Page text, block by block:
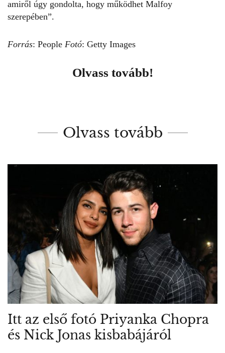
amiről úgy gondolta, hogy működhet Malfoy
szerepében”.
Forrás: People Fotó: Getty Images
Olvass tovább!
Olvass tovább
Itt az első fotó Priyanka Chopra
és Nick Jonas kisbabájáról